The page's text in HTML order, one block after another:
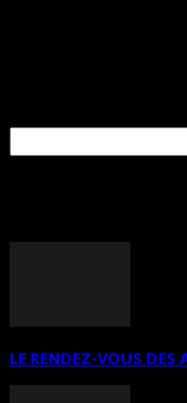
LE RENDEZ-VOUS DES